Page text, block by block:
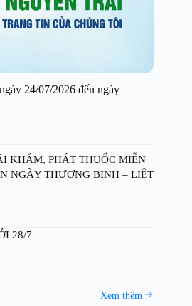
24/07/2026 đến ngày
KHÁM, PHÁT THUỐC MIỄN
NGÀY THƯƠNG BINH – LIỆT
28/7
Xem thêm